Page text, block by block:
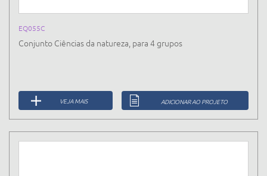
EQ055C
Conjunto Ciências da natureza, para 4 grupos
VEJA MAIS ADICIONAR AO PROJETO